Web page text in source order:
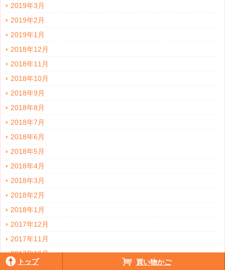
2019年3月
2019年2月
2019年1月
2018年12月
2018年11月
2018年10月
2018年9月
2018年8月
2018年7月
2018年6月
2018年5月
2018年4月
2018年3月
2018年2月
2018年1月
2017年12月
2017年11月
2017年10月
2017年9月
トップ 買い物かご